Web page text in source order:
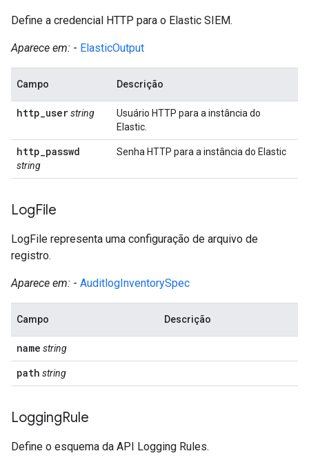
Define a credencial HTTP para o Elastic SIEM.
Aparece em: - ElasticOutput
Campo Descrição
http_userstring
Usuário HTTP para a instância do
Elastic.
http_passwd
string
Senha HTTP para a instância do Elastic
LogFile
LogFile representa uma configuração de arquivo de
registro.
Aparece em: - AuditlogInventorySpec
Campo Descrição
name string
path string
LoggingRule
Define o esquema da API Logging Rules.